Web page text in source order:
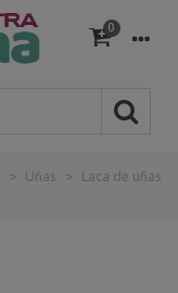
0
> Uñas >
Laca de uñas